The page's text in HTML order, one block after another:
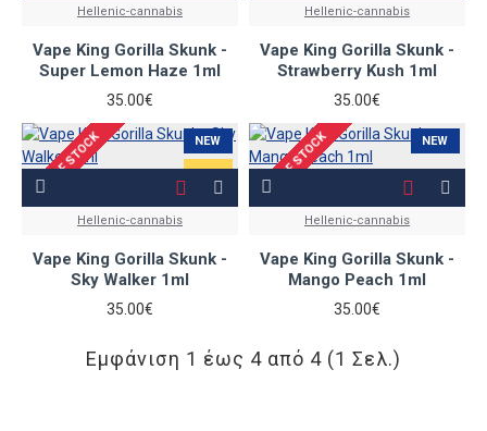
Hellenic-cannabis
Vape King Gorilla Skunk -
Super Lemon Haze 1ml
35.00€
Hellenic-cannabis
Vape King Gorilla Skunk -
Strawberry Kush 1ml
35.00€
NEW
OUT OF STOCK
Hellenic-cannabis
Vape King Gorilla Skunk -
Sky Walker 1ml
35.00€
NEW
OUT OF STOCK
Hellenic-cannabis
Vape King Gorilla Skunk -
Mango Peach 1ml
35.00€
Εμφάνιση 1 έως 4 από 4 (1 Σελ.)